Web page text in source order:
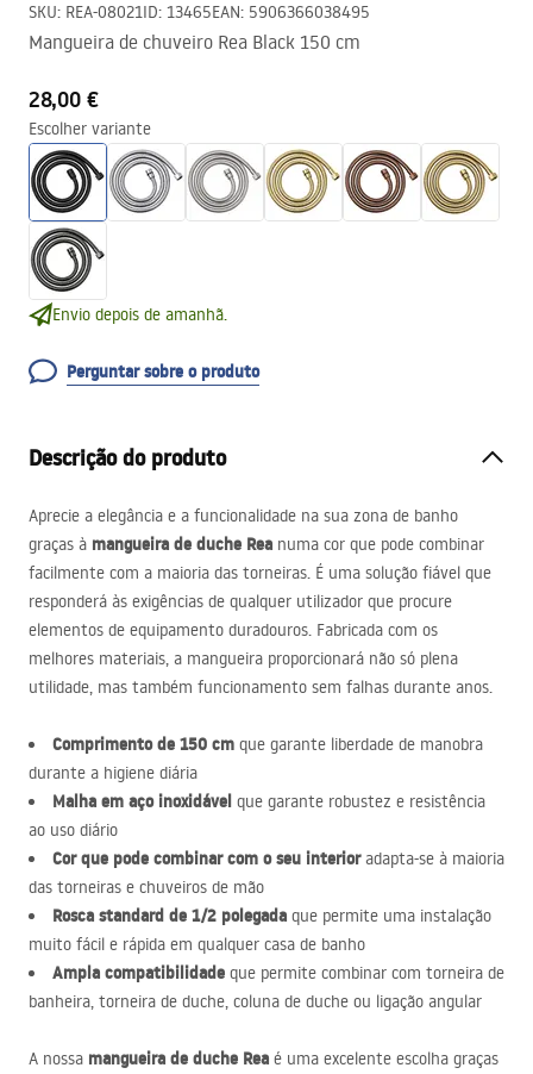
SKU: REA-08021ID: 13465EAN: 5906366038495
Mangueira de chuveiro Rea Black 150 cm
28,00 €
Escolher variante
Envio depois de amanhã.
Perguntar sobre o produto
Descrição do produto
Aprecie a elegância e a funcionalidade na sua zona de banho
graças à mangueira de duche Rea numa cor que pode combinar
facilmente com a maioria das torneiras. É uma solução fiável que
responderá às exigências de qualquer utilizador que procure
elementos de equipamento duradouros. Fabricada com os
melhores materiais, a mangueira proporcionará não só plena
utilidade, mas também funcionamento sem falhas durante anos.
Comprimento de 150 cm que garante liberdade de manobra
durante a higiene diária
Malha em aço inoxidável que garante robustez e resistência
ao uso diário
Cor que pode combinar com o seu interioradapta-se à maioria
das torneiras e chuveiros de mão
Rosca standard de 1/2 polegada que permite uma instalação
muito fácil e rápida em qualquer casa de banho
Ampla compatibilidade que permite combinar com torneira de
banheira, torneira de duche, coluna de duche ou ligação angular
A nossa mangueira de duche Rea é uma excelente escolha graças